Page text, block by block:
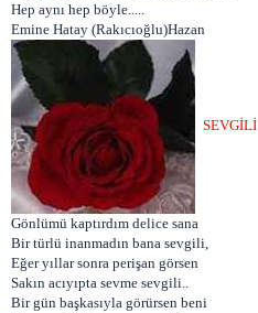
Hep aynı hep böyle.....
Emine Hatay (Rakıcıoğlu)Hazan
SEVGİLİ
Gönlümü kaptırdım delice sana
Bir türlü inanmadın bana sevgili,
Eğer yıllar sonra perişan görsen
Sakın acıyıpta sevme sevgili..
Bir gün başkasıyla görürsen beni